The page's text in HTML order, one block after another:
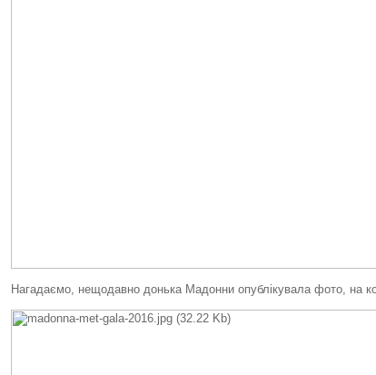
Нагадаємо, нещодавно донька Мадонни опублікувала фото, на